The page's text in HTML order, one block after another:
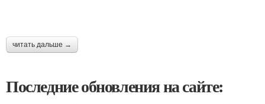
читать дальше →
Последние обновления на сайте: